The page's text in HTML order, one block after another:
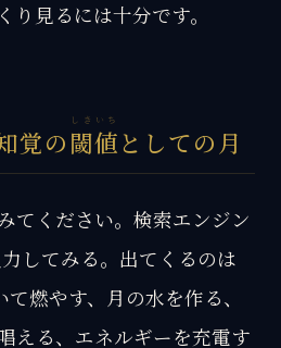
り見るには十分です。
覚の閾値
しきいち
としての月
てください。検索エンジン
してみる。出てくるのは
燃やす、月の水を作る、
える、エネルギーを充電す